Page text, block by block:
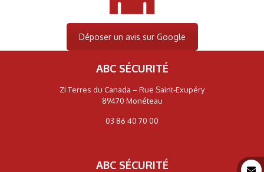
Déposer un avis sur Google
ABC SÉCURITÉ
ZI Terres du Canada – Rue Saint-Exupéry
89470 Monéteau
03 86 40 70 00
ABC SÉCURITÉ